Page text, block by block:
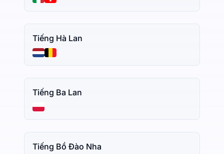
Tiếng Hà Lan
Tiếng Ba Lan
Tiếng Bồ Đào Nha